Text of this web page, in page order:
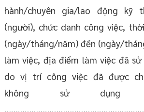
hành/chuyên gia/lao động kỹ
(người), chức danh công việc,
(ngày/tháng/năm) đến (ngày/
làm việc, địa điểm làm việc đã
do vị trí công việc đã được
không sử dụng